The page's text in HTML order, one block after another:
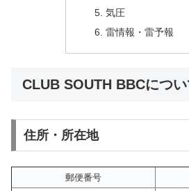
気圧
雷情報・雷予報
CLUB SOUTH BBCについ
住所・所在地
郵便番号